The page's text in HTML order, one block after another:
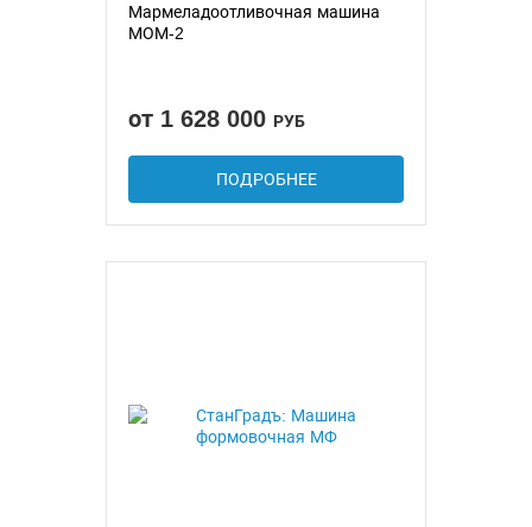
Мармеладоотливочная машина
МОМ-2
от 1 628 000 РУБ
ПОДРОБНЕЕ